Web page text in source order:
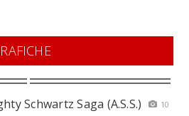
Schwartz Saga (A.S.S.)
10